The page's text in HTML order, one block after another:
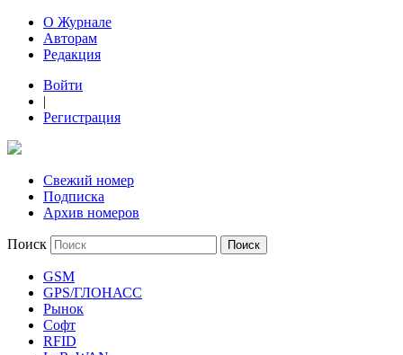
О Журнале
Авторам
Редакция
Войти
|
Регистрация
Свежий номер
Подписка
Архив номеров
Поиск
GSM
GPS/ГЛОНАСС
Рынок
Софт
RFID